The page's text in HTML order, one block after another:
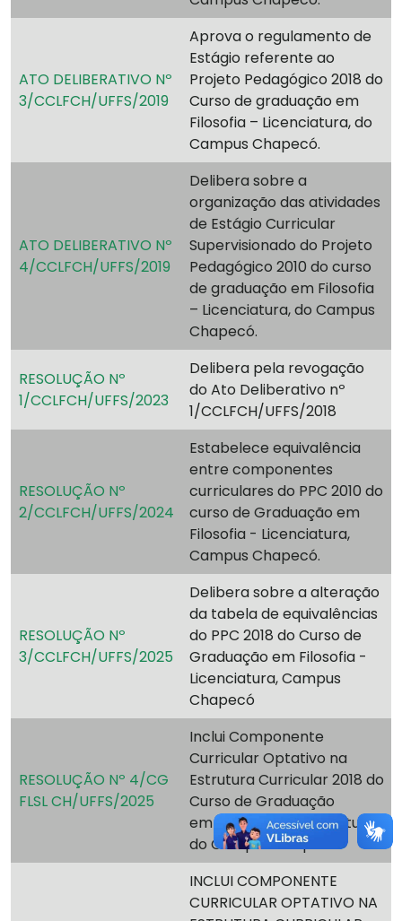
ATO DELIBERATIVO Nº
3/CCLFCH/UFFS/2019
Aprova o regulamento de
Estágio referente ao
Projeto Pedagógico 2018 do
Curso de graduação em
Filosofia – Licenciatura, do
Campus Chapecó.
ATO DELIBERATIVO Nº
4/CCLFCH/UFFS/2019
Delibera sobre a
organização das atividades
de Estágio Curricular
Supervisionado do Projeto
Pedagógico 2010 do curso
de graduação em Filosofia
– Licenciatura, do Campus
Chapecó.
RESOLUÇÃO Nº
1/CCLFCH/UFFS/2023
Delibera pela revogação
do Ato Deliberativo nº
1/CCLFCH/UFFS/2018
RESOLUÇÃO Nº
2/CCLFCH/UFFS/2024
Estabelece equivalência
entre componentes
curriculares do PPC 2010 do
curso de Graduação em
Filosofia - Licenciatura,
Campus Chapecó.
RESOLUÇÃO Nº
3/CCLFCH/UFFS/2025
Delibera sobre a alteração
da tabela de equivalências
do PPC 2018 do Curso de
Graduação em Filosofia -
Licenciatura, Campus
Chapecó
RESOLUÇÃO Nº 4/CG
FLSL CH/UFFS/2025
Inclui Componente
Curricular Optativo na
Estrutura Curricular 2018 do
Curso de Graduação
em Filosofia – Licenciatura
do Campus Chapecó
INCLUI COMPONENTE
CURRICULAR OPTATIVO NA